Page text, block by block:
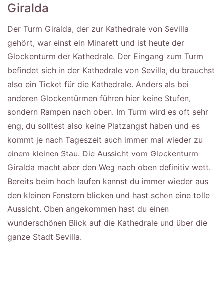
Giralda
Der Turm Giralda, der zur Kathedrale von Sevilla
gehört, war einst ein Minarett und ist heute der
Glockenturm der Kathedrale. Der Eingang zum Turm
befindet sich in der Kathedrale von Sevilla, du brauchst
also ein Ticket für die Kathedrale. Anders als bei
anderen Glockentürmen führen hier keine Stufen,
sondern Rampen nach oben. Im Turm wird es oft sehr
eng, du solltest also keine Platzangst haben und es
kommt je nach Tageszeit auch immer mal wieder zu
einem kleinen Stau. Die Aussicht vom Glockenturm
Giralda macht aber den Weg nach oben definitiv wett.
Bereits beim hoch laufen kannst du immer wieder aus
den kleinen Fenstern blicken und hast schon eine tolle
Aussicht. Oben angekommen hast du einen
wunderschönen Blick auf die Kathedrale und über die
ganze Stadt Sevilla.